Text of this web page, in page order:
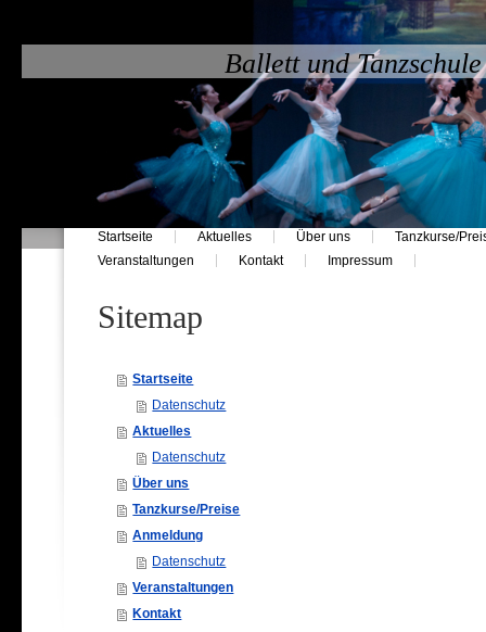
Ballett und
Startseite Aktuelles Über uns
Tanzkurse/
Veranstaltungen
Kontakt Impressum
Sitemap
Startseite
Datenschutz
Aktuelles
Datenschutz
Über uns
Tanzkurse/Preise
Anmeldung
Datenschutz
Veranstaltungen
Kontakt